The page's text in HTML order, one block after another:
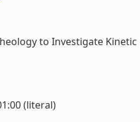
to Investigate
(literal)